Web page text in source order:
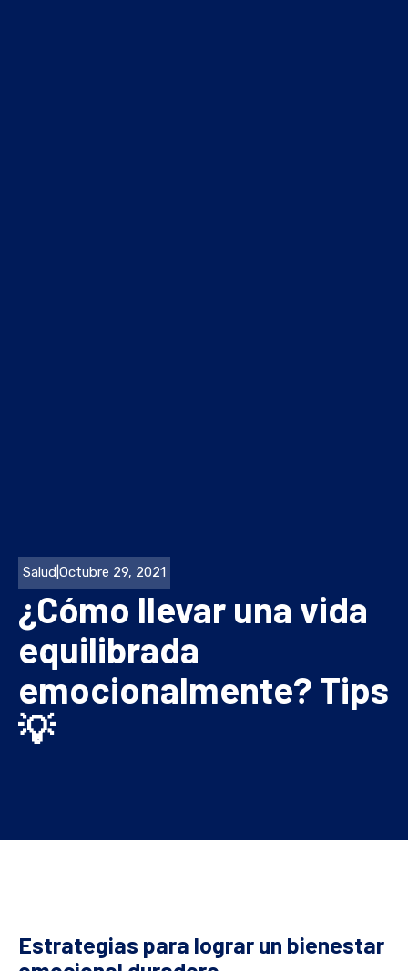
Salud Octubre 29, 2021
¿Cómo llevar una vida
equilibrada
emocionalmente? Tips
💡
Estrategias para lograr un bienestar